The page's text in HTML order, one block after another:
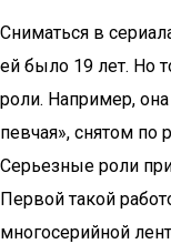
Сниматься в
ей было 19 лет. Но
роли. Например,
певчая», снятом по
Серьезные роли
Первой такой
многосерийной